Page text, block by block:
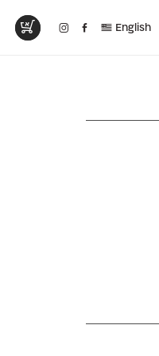
English
של הפונטים שלנו זה